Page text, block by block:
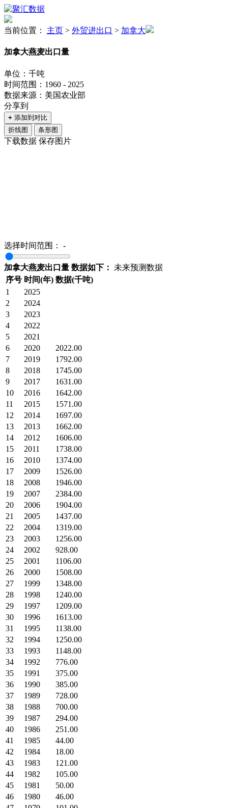
当前位置： 主页 > 外贸进出口 > 加拿大
加拿大燕麦出口量
单位：千吨
时间范围：1960 - 2025
数据来源：美国农业部
分享到
+ 添加到对比
折线图
条形图
下载数据 保存图片
选择时间范围： -
加拿大燕麦出口量 数据如下：
未来预测数据
序号 时间(年) 数据(千吨)
1
2025
2
2024
3
2023
4
2022
5
2021
6
2020
2022.00
7
2019
1792.00
8
2018
1745.00
9
2017
1631.00
10
2016
1642.00
11
2015
1571.00
12
2014
1697.00
13
2013
1662.00
14
2012
1606.00
15
2011
1738.00
16
2010
1374.00
17
2009
1526.00
18
2008
1946.00
19
2007
2384.00
20
2006
1904.00
21
2005
1437.00
22
2004
1319.00
23
2003
1256.00
24
2002
928.00
25
2001
1106.00
26
2000
1508.00
27
1999
1348.00
28
1998
1240.00
29
1997
1209.00
30
1996
1613.00
31
1995
1138.00
32
1994
1250.00
33
1993
1148.00
34
1992
776.00
35
1991
375.00
36
1990
385.00
37
1989
728.00
38
1988
700.00
39
1987
294.00
40
1986
251.00
41
1985
44.00
42
1984
18.00
43
1983
121.00
44
1982
105.00
45
1981
50.00
46
1980
46.00